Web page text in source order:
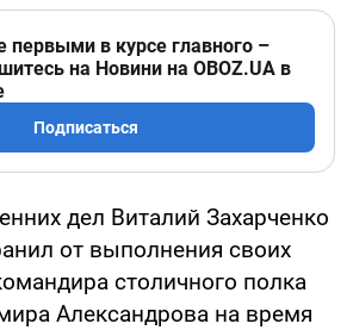
первыми в курсе главного –
на Новини на OBOZ.UA в
Подписаться
дел Виталий Захарченко
от выполнения своих
столичного полка
Александрова на время